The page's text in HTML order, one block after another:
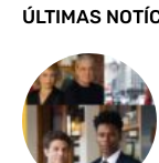
ÚLTIMAS